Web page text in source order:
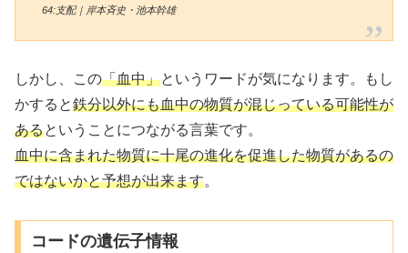
64:支配｜岸本斉史・池本幹雄
しかし、この「血中」というワードが気になります。もし
かすると鉄分以外にも血中の物質が混じっている可能性が
あるということにつながる言葉です。
血中に含まれた物質に十尾の進化を促進した物質があるの
ではないかと予想が出来ます。
コードの遺伝子情報